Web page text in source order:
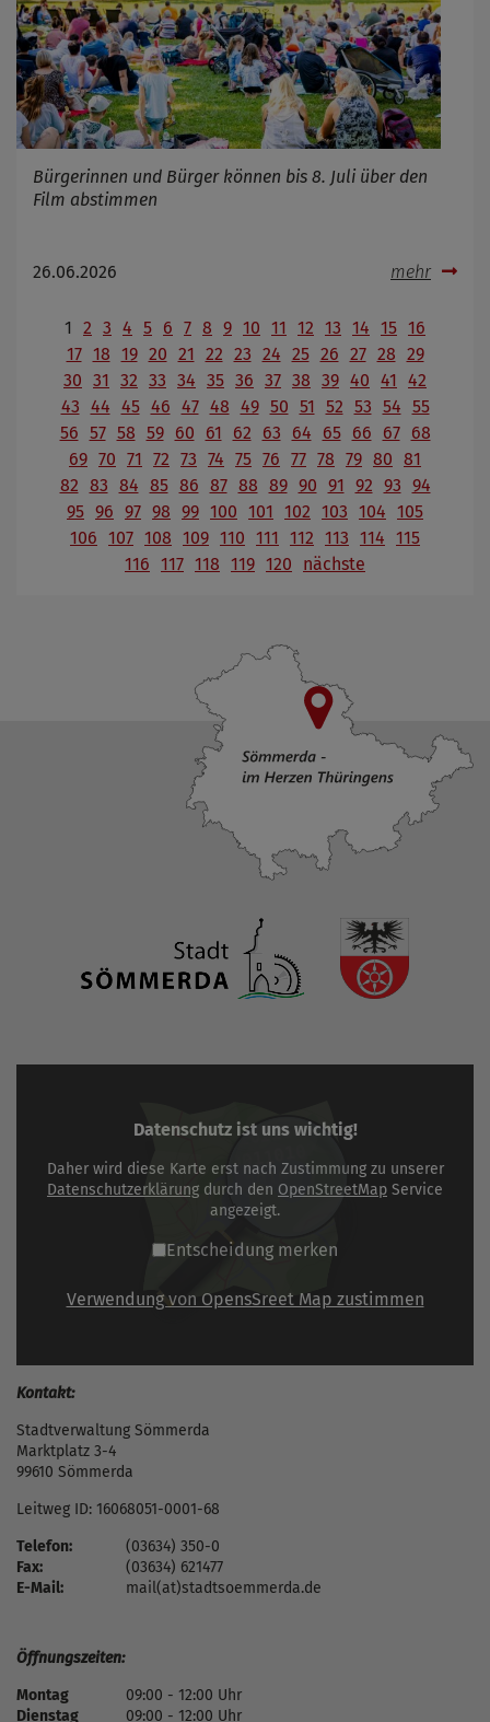
Bürgerinnen und Bürger können bis 8. Juli über den
Film abstimmen
26.06.2026 mehr
1 2 3 4 5 6 7 8 9 10 11 12 13 14 15 16
17 18 19 20 21 22 23 24 25 26 27 28 29
30 31 32 33 34 35 36 37 38 39 40 41
42
43 44 45 46 47 48 49 50 51 52 53 54 55
56 57 58 59 60 61 62 63 64 65 66 67
68
69 70 71 72 73 74 75 76 77 78 79 80 81
82 83 84 85 86 87 88 89 90 91 92 93 94
95 96 97 98 99 100 101 102 103 104 105
106 107 108 109 110 111 112 113 114 115
116 117 118 119 120 nächste
Datenschutz ist uns wichtig!
Daher wird diese Karte erst nach Zustimmung zu unserer
Datenschutzerklärung durch den OpenStreetMap Service
angezeigt.
Entscheidung merken
Verwendung von OpensSreet Map zustimmen
Kontakt:
Stadtverwaltung Sömmerda
Marktplatz 3-4
99610 Sömmerda
Leitweg ID: 16068051-0001-68
Telefon:
(03634) 350-0
Fax:
(03634) 621477
E-Mail:
mail(at)stadtsoemmerda.de
Öffnungszeiten:
Montag
09:00 - 12:00 Uhr
Dienstag
09:00 - 12:00 Uhr